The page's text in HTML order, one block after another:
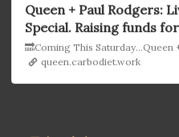
Queen + Paul Rodgers:
Special. Raising funds
queen.carbodiet.work